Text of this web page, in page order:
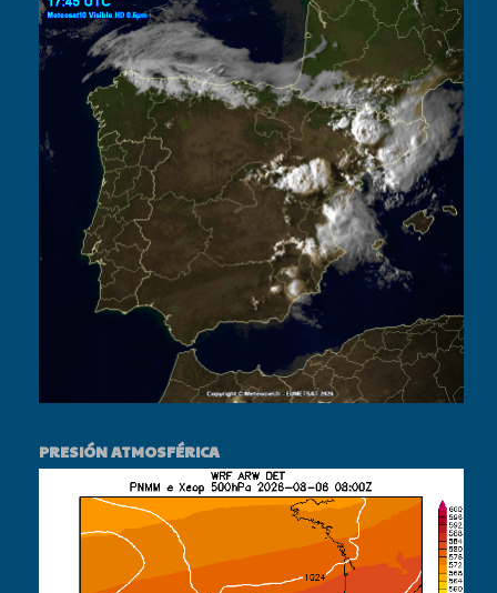
PRESIÓN ATMOSFÉRICA